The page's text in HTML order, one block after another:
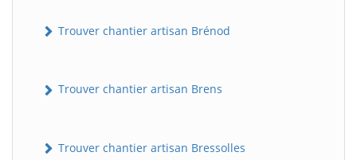
Trouver chantier artisan Brénod
Trouver chantier artisan Brens
Trouver chantier artisan Bressolles